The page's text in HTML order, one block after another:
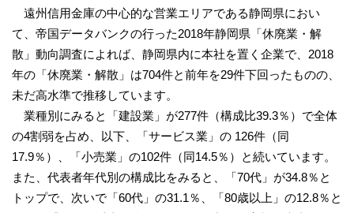
遠州信用金庫の中心的な営業エリアである静岡県におい
て、帝国データバンクの行った2018年静岡県「休廃業・解
散」動向調査によれば、静岡県内に本社を置く企業で、2018
年の「休廃業・解散」は704件と前年を29件下回ったものの、
未だ高水準で推移しています。
業種別にみると「建設業」が277件（構成比39.3％）で全体
の4割弱を占め、以下、「サービス業」の 126件（同
17.9％）、「小売業」の102件（同14.5％）と続いています。
また、代表者年代別の構成比をみると、「70代」が34.8％と
トップで、次いで「60代」の31.1％、「80歳以上」の12.8％と